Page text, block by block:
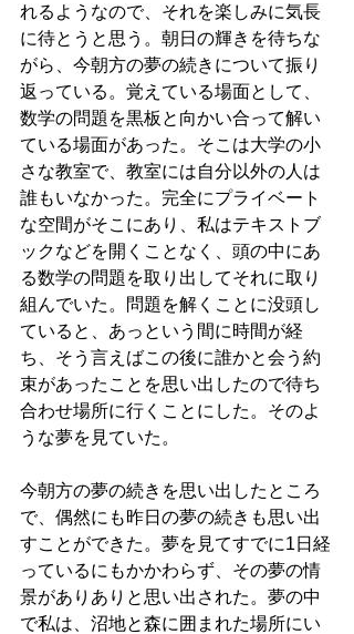
れるようなので、それを楽しみに気長
に待とうと思う。朝日の輝きを待ちな
がら、今朝方の夢の続きについて振り
返っている。覚えている場面として、
数学の問題を黒板と向かい合って解い
ている場面があった。そこは大学の小
さな教室で、教室には自分以外の人は
誰もいなかった。完全にプライベート
な空間がそこにあり、私はテキストブ
ックなどを開くことなく、頭の中にあ
る数学の問題を取り出してそれに取り
組んでいた。問題を解くことに没頭し
ていると、あっという間に時間が経
ち、そう言えばこの後に誰かと会う約
束があったことを思い出したので待ち
合わせ場所に行くことにした。そのよ
うな夢を見ていた。
今朝方の夢の続きを思い出したところ
で、偶然にも昨日の夢の続きも思い出
すことができた。夢を見てすでに1日経
っているにもかかわらず、その夢の情
景がありありと思い出された。夢の中
で私は、沼地と森に囲まれた場所にい